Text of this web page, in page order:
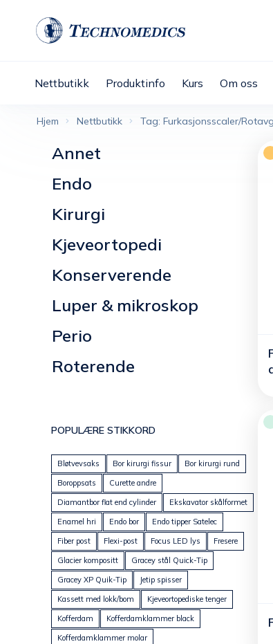
Nettbutikk Produktinfo Kurs Om oss
Hjem Nettbutikk Tag: Furkasjonsscaler/
Annet
Endo
Kirurgi
Kjeveortopedi
Konserverende
Luper & mikroskop
Perio
Roterende
POPULÆRE STIKKORD
Bløtvevsaks Bor kirurgi fissur
Bor kirurgi rund
Boroppsats
Curette andre
Diamantbor flat end cylinder
Ekskavator skålformet
Enamel hri
Endo bor
Endo tipper Satelec
Fiber post
Flexi-post Focus LED lys
Fresere
Glacier kompositt
Gracey stål Quick-Tip
Gracey XP Quik-Tip
Jetip spisser
Kassett med lokk/bom
Kjeveortopediske tenger
Kofferdam
Kofferdamklammer black
Kofferdamklammer molar